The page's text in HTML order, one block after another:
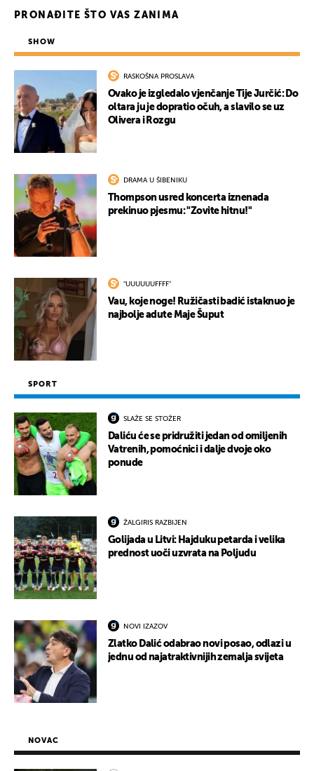
PRONAĐITE ŠTO VAS ZANIMA
SHOW
RASKOŠNA PROSLAVA
Ovako je izgledalo vjenčanje Tije Jurčić: Do
oltara ju je dopratio očuh, a slavilo se uz
Olivera i Rozgu
DRAMA U ŠIBENIKU
Thompson usred koncerta iznenada
prekinuo pjesmu: "Zovite hitnu!"
"UUUUUUFFFF"
Vau, koje noge! Ružičasti badić istaknuo je
najbolje adute Maje Šuput
SPORT
SLAŽE SE STOŽER
Daliću će se pridružiti jedan od omiljenih
Vatrenih, pomoćnici i dalje dvoje oko
ponude
ŽALGIRIS RAZBIJEN
Golijada u Litvi: Hajduku petarda i velika
prednost uoči uzvrata na Poljudu
NOVI IZAZOV
Zlatko Dalić odabrao novi posao, odlazi u
jednu od najatraktivnijih zemalja svijeta
NOVAC